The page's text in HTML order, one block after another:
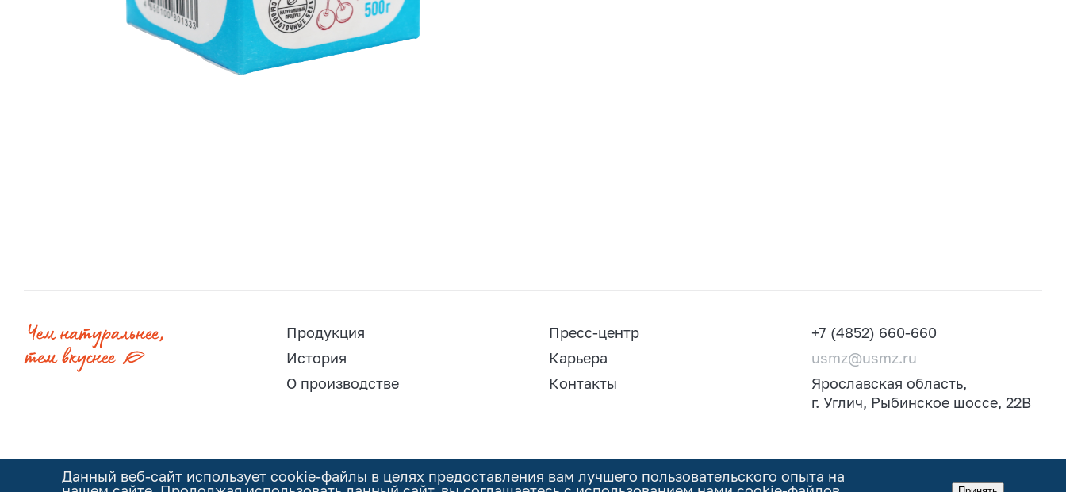
Продукция
История
О производстве
Пресс-центр
Карьера
Контакты
+7 (4852) 660-660
usmz@usmz.ru
Ярославская область,
г. Углич, Рыбинское шоссе, 22В
Данный веб-сайт использует cookie-файлы в целях предоставления вам лучшего пользовательского опыта на